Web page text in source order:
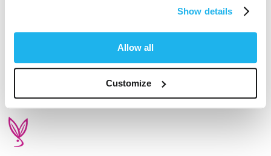
Show details
Allow all
Customize